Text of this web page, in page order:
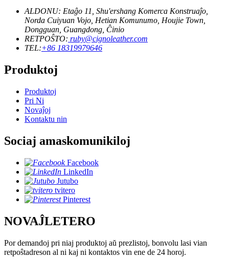
ALDONU: Etaĝo 11, Shu'ershang Komerca Konstruaĵo,
Norda Cuiyuan Vojo, Hetian Komunumo, Houjie Town,
Dongguan, Guangdong, Ĉinio
RETPOŜTO: ruby@cignoleather.com
TEL:+86 18319979646
Produktoj
Produktoj
Pri Ni
Novaĵoj
Kontaktu nin
Sociaj amaskomunikiloj
Facebook
LinkedIn
Jutubo
tvitero
Pinterest
NOVAĴLETERO
Por demandoj pri niaj produktoj aŭ prezlistoj, bonvolu lasi vian
retpoŝtadreson al ni kaj ni kontaktos vin ene de 24 horoj.